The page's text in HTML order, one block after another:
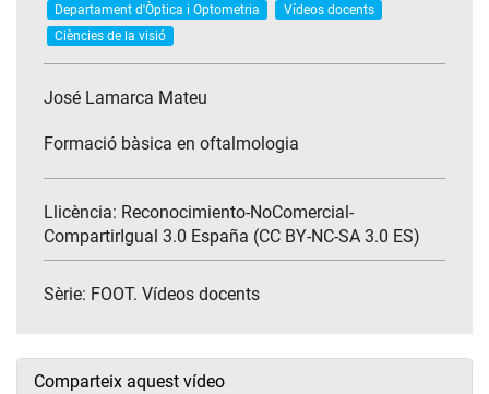
Departament d'Òptica i Optometria
Vídeos docents
Ciències de la visió
José Lamarca Mateu
Formació bàsica en oftalmologia
Llicència: Reconocimiento-NoComercial-
CompartirIgual 3.0 España (CC BY-NC-SA 3.0 ES)
Sèrie: FOOT. Vídeos docents
Comparteix aquest vídeo